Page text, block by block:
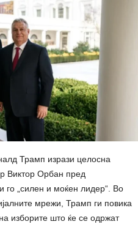
Трамп изрази целосна
Виктор Орбан пред
го „силен и моќен лидер“. Во
мрежи, Трамп ги повика
изборите што ќе се одржат